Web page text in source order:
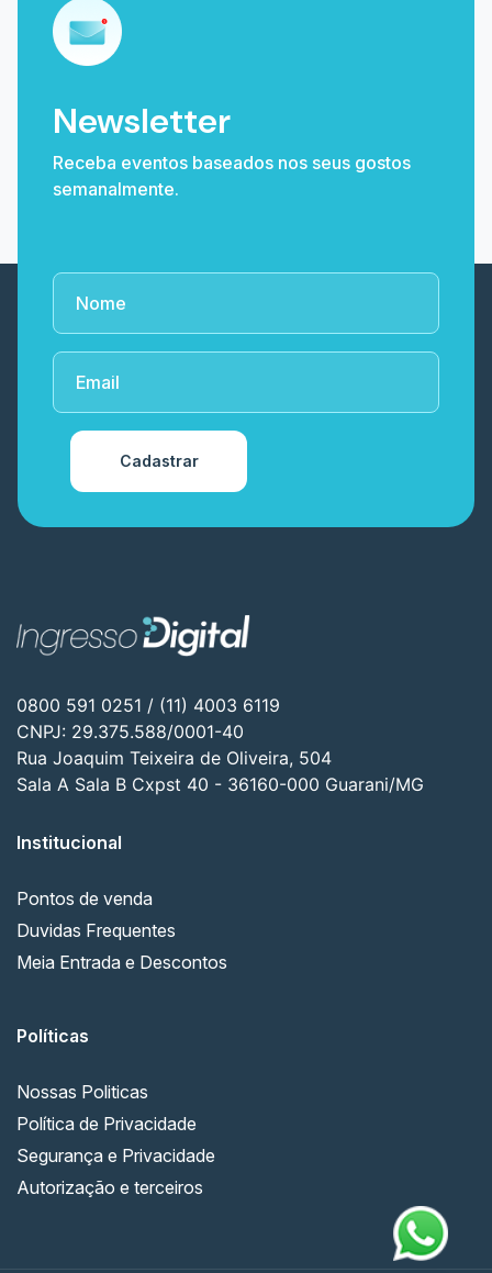
Newsletter
Receba eventos baseados nos seus gostos
semanalmente.
Cadastrar
0800 591 0251 / (11) 4003 6119
CNPJ: 29.375.588/0001-40
Rua Joaquim Teixeira de Oliveira, 504
Sala A Sala B Cxpst 40 - 36160-000 Guarani/MG
Institucional
Pontos de venda
Duvidas Frequentes
Meia Entrada e Descontos
Políticas
Nossas Politicas
Política de Privacidade
Segurança e Privacidade
Autorização e terceiros